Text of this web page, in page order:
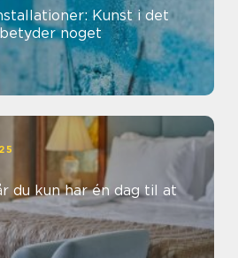
Kunst i det
noget
du kun har én dag til at